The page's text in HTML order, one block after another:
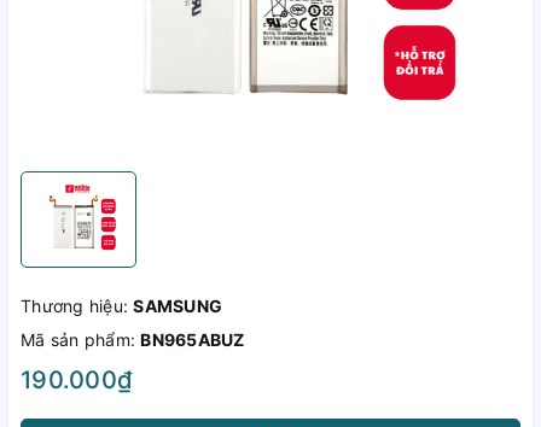
Thương hiệu:SAMSUNG
Mã sản phẩm:BN965ABUZ
190.000₫